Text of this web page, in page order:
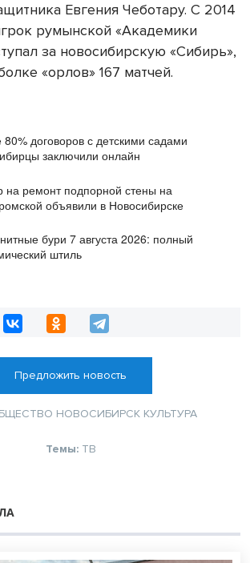
Евгения Чеботару. С 2014
румынской «Академики
за новосибирскую «Сибирь»,
«орлов» 167 матчей.
80% договоров с детскими садами
заключили онлайн
на ремонт подпорной стены на
объявили в Новосибирске
бури 7 августа 2026: полный
штиль
Предложить новость
НОВОСИБИРСК КУЛЬТУРА
Темы: ТВ